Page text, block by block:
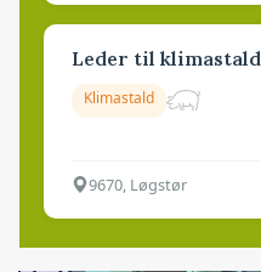
Leder til klimastald
Klimastald
9670, Løgstør